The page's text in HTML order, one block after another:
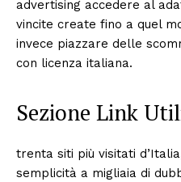
advertising accedere al
vincite create fino a quel
invece piazzare delle
con licenza italiana.
Sezione Link
trenta siti più visitati
semplicità a migliaia di